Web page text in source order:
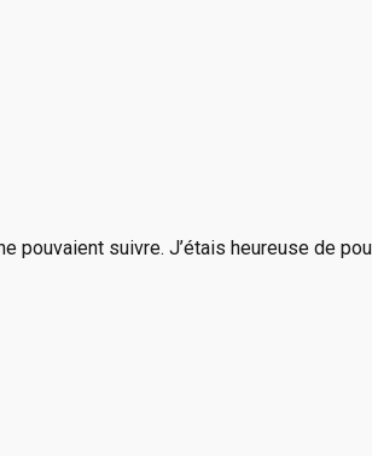
pouvaient suivre. J’étais heureuse de